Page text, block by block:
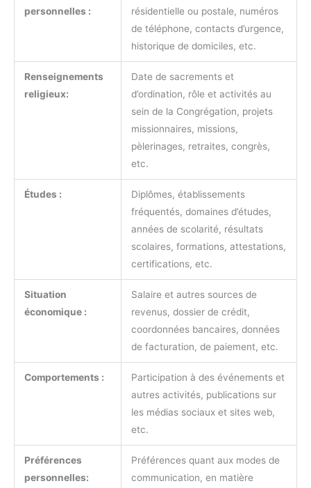
personnelles :
résidentielle ou postale, numéros
de téléphone, contacts d’urgence,
historique de domiciles, etc.
Renseignements
religieux:
Date de sacrements et
d’ordination, rôle et activités au
sein de la Congrégation, projets
missionnaires, missions,
pèlerinages, retraites, congrès,
etc.
Études :
Diplômes, établissements
fréquentés, domaines d’études,
années de scolarité, résultats
scolaires, formations, attestations,
certifications, etc.
Situation
économique :
Salaire et autres sources de
revenus, dossier de crédit,
coordonnées bancaires, données
de facturation, de paiement, etc.
Comportements :
Participation à des événements et
autres activités, publications sur
les médias sociaux et sites web,
etc.
Préférences
personnelles:
Préférences quant aux modes de
communication, en matière